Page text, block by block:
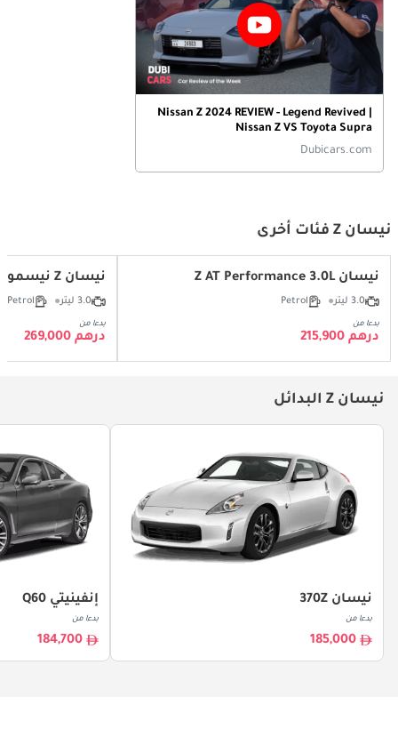
Nissan Z 2024 REVIEW - Legend Revived |
Nissan Z VS Toyota Supra
Dubicars.com
نيسان Z فئات أخرى
نيسان Z AT Performance 3.0L
3.0 ليتر Petrol
بدءا من
درهم 215,900
نيسان Z نيسمو 3.0 لتر
3.0 ليتر Petrol
بدءا من
درهم 269,000
نيسان Z البدائل
نيسان 370Z
بدءا من
185,000
إنفينيتي Q60
بدءا من
184,700